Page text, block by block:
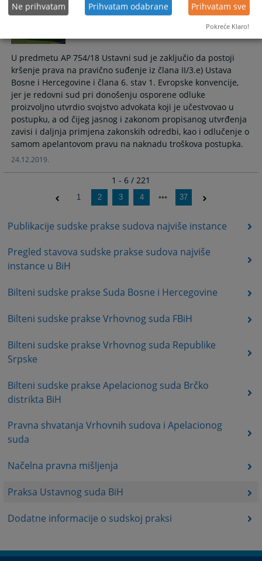
Publikacije sudske prakse sudova najviše instance
Pregled stavova sudske prakse sudova najviše
instance u BiH
Bilteni sudske prakse Suda Bosne i Hercegovine
Bilteni sudske prakse Vrhovnog suda FBiH
Bilteni sudske prakse Vrhovnog suda Republike
Srpske
Bilteni sudske prakse Apelacionog suda Brčko
distrikta BiH
Pravna shvatanja Vrhovnih sudova i Apelacionog
suda
Načelna pravna mišljenja
Praksa Ustavnog suda BiH
Dodatne informacije o sudskoj praksi
Ustavni sud Bosne i Hercegovine održao
redovnu, 99. sjednicu Velikog vijeća
U predmetu AP 754/18 Ustavni sud je zaključio da postoji
kršenje prava na pravično suđenje iz člana II/3.e) Ustava
Bosne i Hercegovine i člana 6. stav 1. Evropske konvencije,
jer je redovni sud pri donošenju osporene odluke
proizvoljno utvrdio svojstvo advokata koji je učestvovao u
postupku, a od čijeg jasnog i zakonom propisanog utvrđenja
zavisi i daljnja primjena zakonskih odredbi, kao i odlučenje o
samom apelantovom pravu na naknadu troškova postupka.
24.12.2019.
1 - 6 / 221
1 2 3 4 37
Ne prihvatam Prihvatam odabrane Prihvatam sve
Pokreće Klaro!